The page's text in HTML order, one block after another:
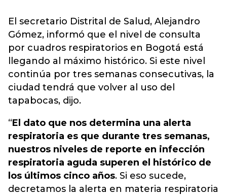
El secretario Distrital de Salud, Alejandro
Gómez, informó que el nivel de consulta
por cuadros respiratorios en Bogotá está
llegando al máximo histórico. Si este nivel
continúa por tres semanas consecutivas, la
ciudad tendrá que volver al uso del
tapabocas, dijo.
“El dato que nos determina una alerta
respiratoria es que durante tres semanas,
nuestros niveles de reporte en infección
respiratoria aguda superen el histórico de
los últimos cinco años. Si eso sucede,
decretamos la alerta en materia respiratoria